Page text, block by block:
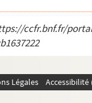
ccfr.bnf.fr/
Légales